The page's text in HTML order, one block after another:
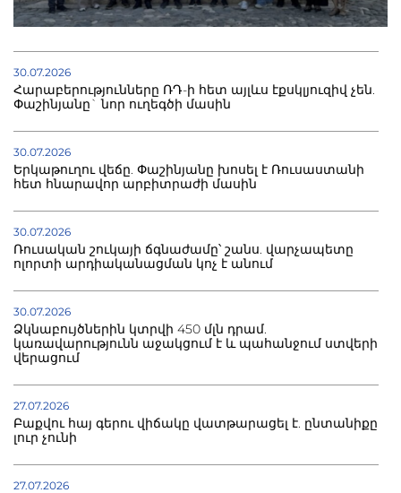
30.07.2026
Հարաբերությունները ՌԴ-ի հետ այլևս էքսկլյուզիվ չեն.
Փաշինյանը` նոր ուղեգծի մասին
30.07.2026
Երկաթուղու վեճը. Փաշինյանը խոսել է Ռուսաստանի
հետ հնարավոր արբիտրաժի մասին
30.07.2026
Ռուսական շուկայի ճգնաժամը՝ շանս. վարչապետը
ոլորտի արդիականացման կոչ է անում
30.07.2026
Ձկնաբույծներին կտրվի 450 մլն դրամ.
կառավարությունն աջակցում է և պահանջում ստվերի
վերացում
27.07.2026
Բաքվու հայ գերու վիճակը վատթարացել է. ընտանիքը
լուր չունի
27.07.2026